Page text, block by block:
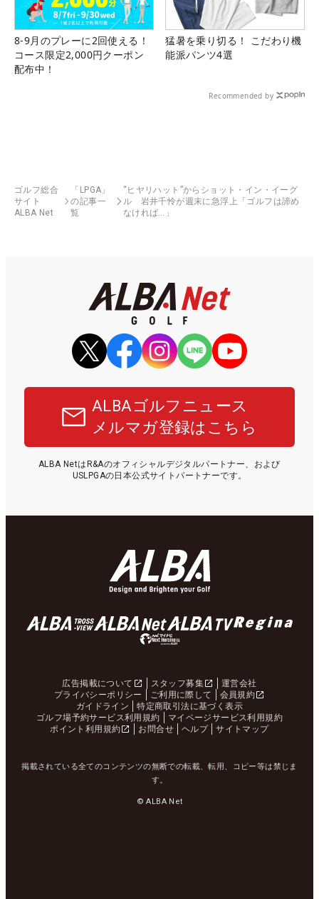
8-9月のプレーに2回使える！
コース限定2,000円クーポン
配布中！
猛暑を乗り切る！ こだわり機
能派パンツ4選
Recommended by
ゴルフ総合
サイト
ALBA Net
「LPGA」
の記事一
覧
“ヒヤリハット”からショット・イン・イーグ
ル 岩井千怜が週末に急浮上「ゴルフは諦め
なければ…」
ALBAゴルフニュース
メルマガ登録はこちら
ALBA NetはR&Aのオフィシャルデジタルパートナー、および
USLPGAの日本公式サイトパートナーです。
広告掲載について スタッフ募集
運営会社
プライバシーポリシー
ご利用に際して
会員規約
ガイドライン
特定商取引法に基づく表示
ゴルフ場予約サービス利用規約
マイページサービス利用規約
ポイント利用規約
お問合せ ヘルプ サイトマップ
掲載されている全てのコンテンツの無断での転載、転用、コピー等は禁じま
す。
© ALBA Net